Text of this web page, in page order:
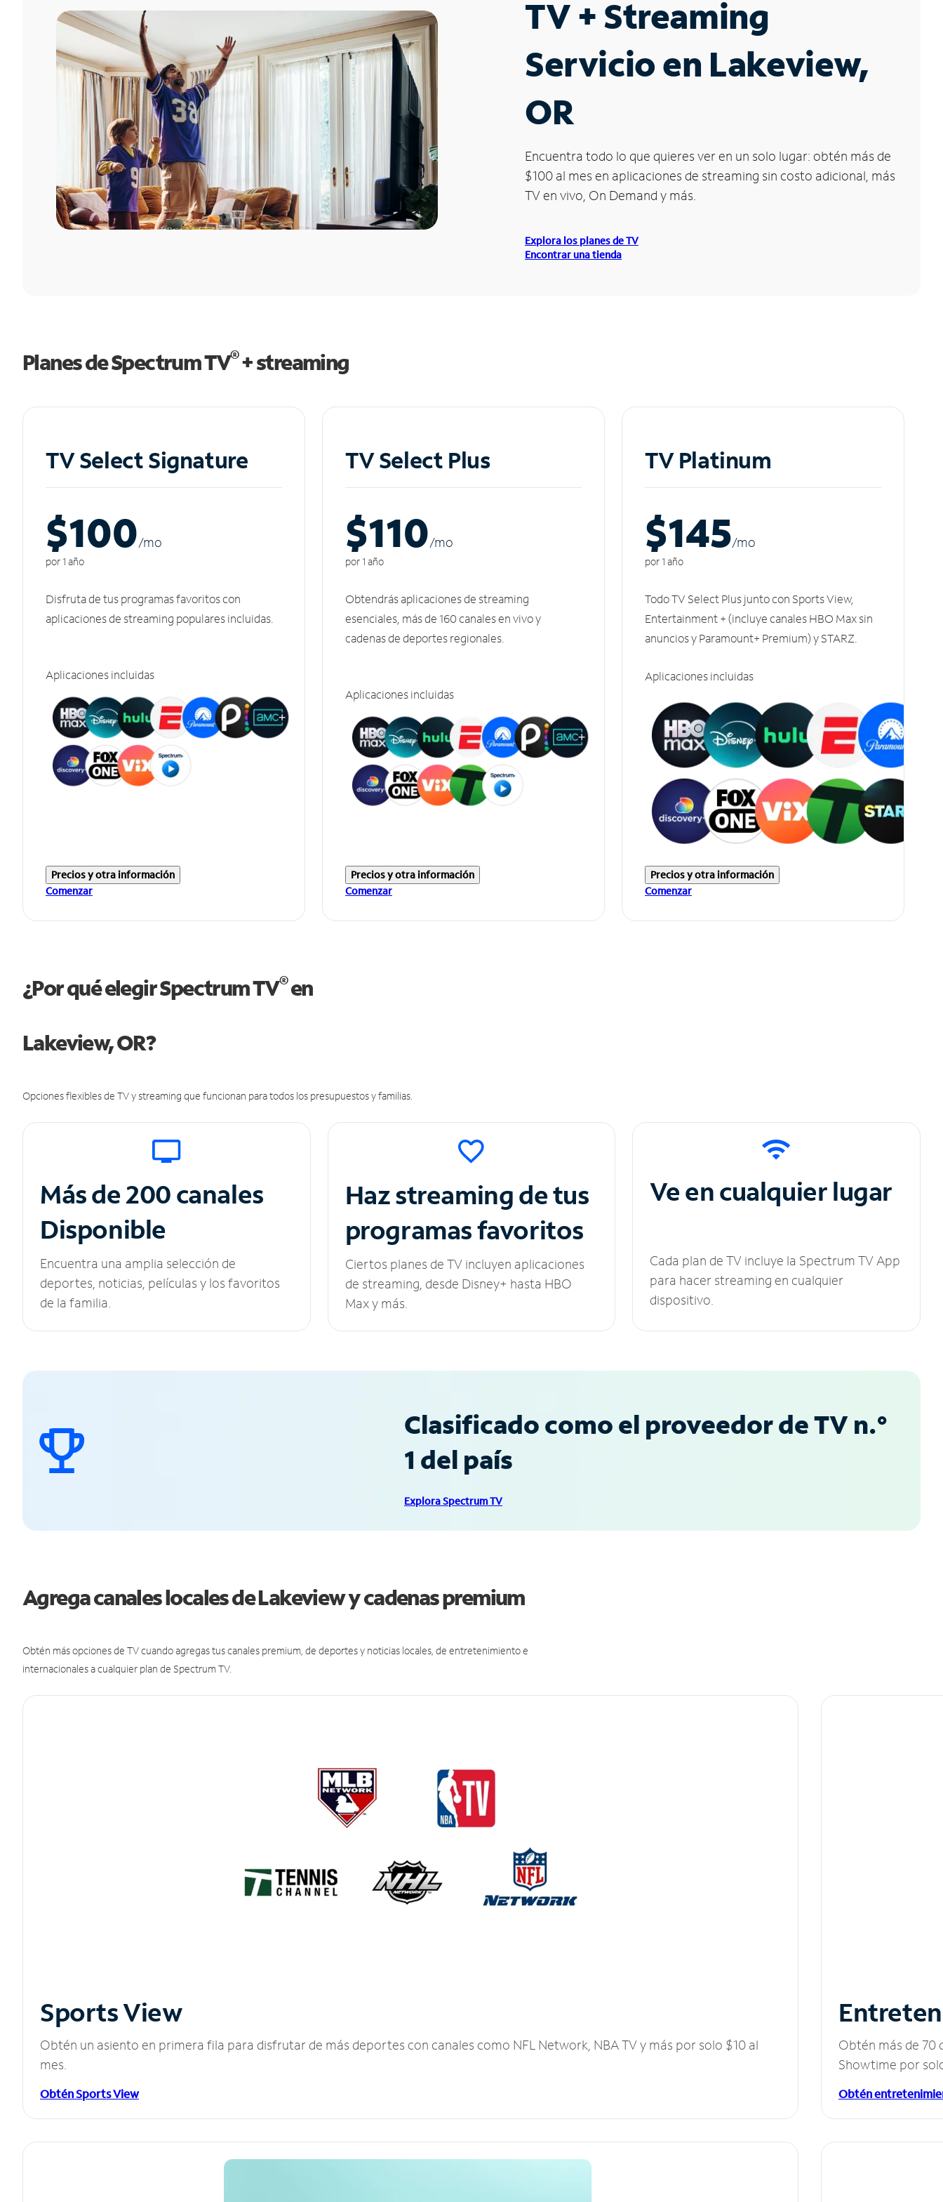
TV + Streaming
Servicio en Lakeview,
OR
Encuentra todo lo que quieres ver en un solo lugar: obtén más de
$100 al mes en aplicaciones de streaming sin costo adicional, más
TV en vivo, On Demand y más.
Explora los planes de TV
Encontrar una tienda
Planes de Spectrum TV®+ streaming
TV Select Signature
$100/mo
por 1 año
Disfruta de tus programas favoritos con
aplicaciones de streaming populares incluidas.
Aplicaciones incluidas
Precios y otra información
Comenzar
TV Select Plus
$110/mo
por 1 año
Obtendrás aplicaciones de streaming
esenciales, más de 160 canales en vivo y
cadenas de deportes regionales.
Aplicaciones incluidas
Precios y otra información
Comenzar
TV Platinum
$145/mo
por 1 año
Todo TV Select Plus junto con Sports View,
Entertainment + (incluye canales HBO Max sin
anuncios y Paramount+ Premium) y STARZ.
Aplicaciones incluidas
Precios y otra información
Comenzar
¿Por qué elegir Spectrum TV®en
Lakeview, OR?
Opciones flexibles de TV y streaming que funcionan para todos los presupuestos y familias.
Más de 200 canales
Disponible
Encuentra una amplia selección de
deportes, noticias, películas y los favoritos
de la familia.
Haz streaming de tus
programas favoritos
Ciertos planes de TV incluyen aplicaciones
de streaming, desde Disney+ hasta HBO
Max y más.
Ve en cualquier lugar
Cada plan de TV incluye la Spectrum TV App
para hacer streaming en cualquier
dispositivo.
Clasificado como el proveedor de TV n.°
1 del país
Explora Spectrum TV
Agrega canales locales de Lakeview y cadenas premium
Obtén más opciones de TV cuando agregas tus canales premium, de deportes y noticias locales, de entretenimiento e
internacionales a cualquier plan de Spectrum TV.
Sports View
Obtén un asiento en primera fila para disfrutar de más deportes con canales como NFL Network, NBA TV y más por solo $10 al
mes.
Obtén Sports View
Obtén más de 70
Showtime por
Obtén